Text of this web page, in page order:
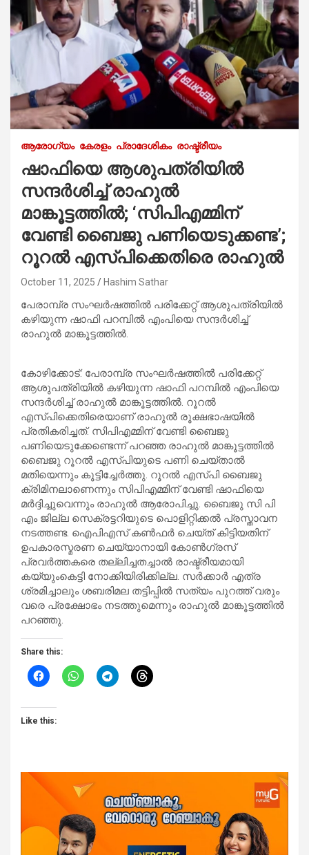
ആരോഗ്യം കേരളം പ്രാദേശികം രാഷ്ട്രീയം
ഷാഫിയെ ആശുപത്രിയിൽ
സന്ദർശിച്ച് രാഹുൽ
മാങ്കൂട്ടത്തിൽ; ‘സിപിഎമ്മിന്
വേണ്ടി ബൈജു പണിയെടുക്കണ്ട’;
റൂറൽ എസ്പിക്കെതിരെ രാഹുൽ
October 11, 2025 Hashim Sathar
പേരാമ്പ്ര സംഘർഷത്തിൽ പരിക്കേറ്റ് ആശുപത്രിയിൽ
കഴിയുന്ന ഷാഫി പറമ്പിൽ എംപിയെ സന്ദർശിച്ച്
രാഹുൽ മാങ്കൂട്ടത്തിൽ.
കോഴിക്കോട്: പേരാമ്പ്ര സംഘർഷത്തിൽ പരിക്കേറ്റ്
ആശുപത്രിയിൽ കഴിയുന്ന ഷാഫി പറമ്പിൽ എംപിയെ
സന്ദർശിച്ച് രാഹുൽ മാങ്കൂട്ടത്തിൽ. റൂറൽ
എസ്പിക്കെതിരെയാണ് രാഹുൽ രൂക്ഷഭാഷയിൽ
പ്രതികരിച്ചത്. സിപിഎമ്മിന് വേണ്ടി ബൈജു
പണിയെടുക്കേണ്ടെന്ന് പറഞ്ഞ രാഹുൽ മാങ്കൂട്ടത്തിൽ
ബൈജു റൂറൽ എസ്പിയുടെ പണി ചെയ്താൽ
മതിയെന്നും കൂട്ടിച്ചേർത്തു. റൂറൽ എസ്പി ബൈജു
ക്രിമിനലാണെന്നും സിപിഎമ്മിന് വേണ്ടി ഷാഫിയെ
മർദ്ദിച്ചുവെന്നും രാഹുൽ ആരോപിച്ചു. ബൈജു സി പി
എം ജില്ല സെക്രട്ടറിയുടെ പൊളിറ്റിക്കൽ പ്രസ്താവന
നടത്തണ്ട. ഐപിഎസ് കൺഫർ ചെയ്ത് കിട്ടിയതിന്
ഉപകാരസ്മരണ ചെയ്യാനായി കോൺഗ്രസ്
പ്രവർത്തകരെ തല്ലിച്ചതച്ചാൽ രാഷ്ട്രീയമായി
കയ്യുംകെട്ടി നോക്കിയിരിക്കില്ല. സർക്കാർ എത്ര
ശ്രമിച്ചാലും ശബരിമല തട്ടിപ്പിൽ സത്യം പുറത്ത് വരും
വരെ പ്രക്ഷോഭം നടത്തുമെന്നും രാഹുൽ മാങ്കൂട്ടത്തിൽ
പറഞ്ഞു.
Share this:
Like this: